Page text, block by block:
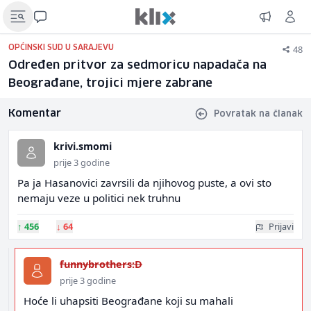
OPĆINSKI SUD U SARAJEVU 48
Određen pritvor za sedmoricu napadača na
Beograđane, trojici mjere zabrane
Komentar Povratak na članak
krivi.smomi
prije 3 godine
Pa ja Hasanovici zavrsili da njihovog puste, a ovi sto
nemaju veze u politici nek truhnu
↑ 456 ↓ 64 Prijavi
funnybrothers:D
prije 3 godine
Hoće li uhapsiti Beograđane koji su mahali